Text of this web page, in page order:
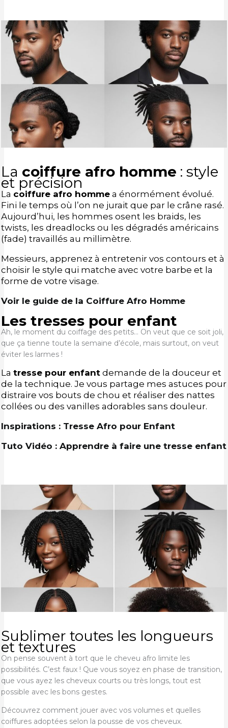
La coiffure afro homme : style
et précision
La coiffure afro hommea énormément évolué.
Fini le temps où l’on ne jurait que par le crâne rasé.
Aujourd’hui, les hommes osent les braids, les
twists, les dreadlocks ou les dégradés américains
(fade) travaillés au millimètre.
Messieurs, apprenez à entretenir vos contours et à
choisir le style qui matche avec votre barbe et la
forme de votre visage.
Voir le guide de la Coiffure Afro Homme
Les tresses pour enfant
Ah, le moment du coiffage des petits… On veut que ce soit joli,
que ça tienne toute la semaine d’école, mais surtout, on veut
éviter les larmes !
La tresse pour enfantdemande de la douceur et
de la technique. Je vous partage mes astuces pour
distraire vos bouts de chou et réaliser des nattes
collées ou des vanilles adorables sans douleur.
Inspirations : Tresse Afro pour Enfant
Tuto Vidéo : Apprendre à faire une tresse enfant
Sublimer toutes les longueurs
et textures
On pense souvent à tort que le cheveu afro limite les
possibilités. C’est faux ! Que vous soyez en phase de transition,
que vous ayez les cheveux courts ou très longs, tout est
possible avec les bons gestes.
Découvrez comment jouer avec vos volumes et quelles
coiffures adoptées selon la pousse de vos cheveux.